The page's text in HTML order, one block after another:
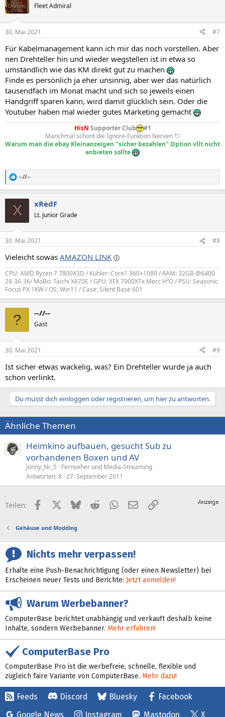
Fleet Admiral
30. Mai 2021 #7
Für Kabelmanagement kann ich mir das noch vorstellen. Aber
nen Drehteller hin und wieder wegstellen ist in etwa so
umständlich wie das KM direkt gut zu machen
Finde es persönlich ja eher unsinnig, aber wer das natürlich
tausendfach im Monat macht und sich so jeweils einen
Handgriff sparen kann, wird damit glücklich sein. Oder die
Youtuber haben mal wieder gutes Marketing gemacht
HisN Supporter Club
#1
Manchmal schont die Ignore-Funktion Nerven 💘
Warum man die ebay Kleinanzeigen "sicher bezahlen" Option vllt nicht
anbieten sollte
R
e
e
:
--//--
X xRedF
Lt. Junior Grade
30. Mai 2021 #8
Vieleicht sowas AMAZON LINK
CPU: AMD Ryzen 7 7800X3D / Kühler: Core1 360+1080 / RAM: 32GB @6400
28-36-36/ MoBo: Taichi X670E / GPU: XFX 7900XTx Merc H²O / PSU: Seasonic
Focus PX 1KW / OS: Win11 / Case: Silent Base 601
? --//--
Gast
30. Mai 2021 #9
Ist sicher etwas wackelig, was? Ein Drehteller wurde ja auch
schon verlinkt.
Du musst dich einloggen oder registrieren, um hier zu antworten.
Ähnliche Themen
Heimkino aufbauen, gesucht Sub zu
vorhandenen Boxen und AV
Jonny_Nr_5
Fernseher und Media-Streaming
Antworten 8 27. September 2011
Teilen: FacebookX (Twitter)
BlueskyRedditWhatsApp
E-MailLink
Gehäuse und Modding
Nichts mehr verpassen!
Erhalte eine Push-Benachrichtigung (oder einen Newsletter) bei
Erscheinen neuer Tests und Berichte: Jetzt anmelden!
Warum Werbebanner?
ComputerBase berichtet unabhängig und verkauft deshalb keine
Inhalte, sondern Werbebanner. Mehr erfahren!
ComputerBase Pro
ComputerBase Pro ist die werbefreie, schnelle, flexible und
zugleich faire Variante von ComputerBase. Mehr dazu!
Feeds Discord Bluesky
Facebook
Google News
Instagram Mastodon X